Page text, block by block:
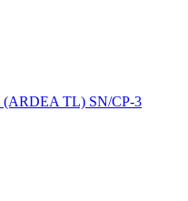
(ARDEA TL) SN/CP-3